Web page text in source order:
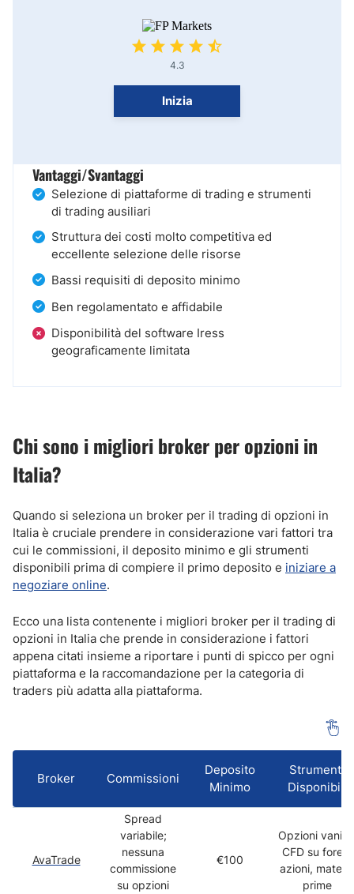
4.3
Inizia
Vantaggi/Svantaggi
Selezione di piattaforme di trading e strumenti
di trading ausiliari
Struttura dei costi molto competitiva ed
eccellente selezione delle risorse
Bassi requisiti di deposito minimo
Ben regolamentato e affidabile
Disponibilità del software Iress
geograficamente limitata
Chi sono i migliori broker per opzioni in
Italia?
Quando si seleziona un broker per il trading di opzioni in
Italia è cruciale prendere in considerazione vari fattori tra
cui le commissioni, il deposito minimo e gli strumenti
disponibili prima di compiere il primo deposito e iniziare a
negoziare online.
Ecco una lista contenente i migliori broker per il trading di
opzioni in Italia che prende in considerazione i fattori
appena citati insieme a riportare i punti di spicco per ogni
piattaforma e la raccomandazione per la categoria di
traders più adatta alla piattaforma.
Broker Commissioni
Deposito
Minimo
Strumenti
Disponibili
AvaTrade
Spread
variabile;
nessuna
commissione
su opzioni
€100
Opzioni
CFD su forex,
azioni, materie
prime